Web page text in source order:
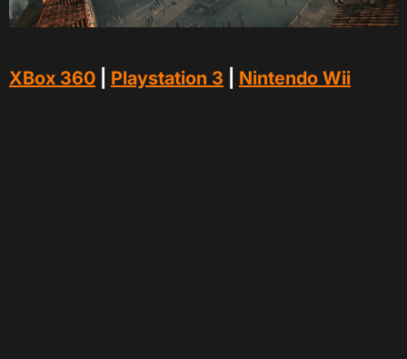
XBox 360 Playstation 3 Nintendo Wii